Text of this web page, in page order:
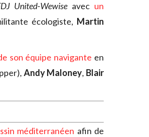
United-Wewise avec un
écologiste, Martin
son équipe navigante en
Andy Maloney, Blair
méditerranéen afin de